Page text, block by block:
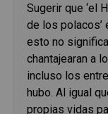
Sugerir que ‘el
de los polacos’
esto no
chantajearan a
incluso los
hubo. Al igual
propias vidas